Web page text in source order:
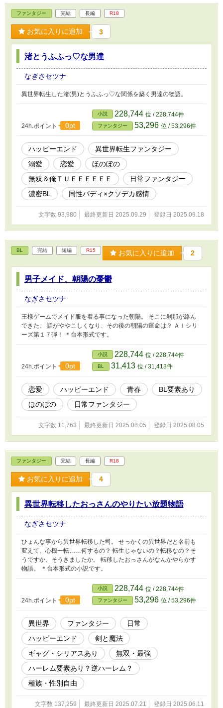
ファンタジー 完結 長編 R18
お気に入りに追加 3
渚とうふふっ♡な男達
なぎさセツナ
異世界転生した渚(男)とうふふっ♡な関係を築く男達の物語。
24h.ポイント 0pt
小説 228,744 位 / 228,744件
ファンタジー 53,296 位 / 53,296件
ハッピーエンド
異世界転生ファンタジー
溺愛
恋愛
ほのぼの
無双＆俺ＴＵＥＥＥＥＥＥ
日常ファンタジー
濃密BL
同性バディ×クソデカ感情
文字数 93,980 最終更新日 2025.09.29 登録日 2025.09.18
BL 完結 短編 R15 お気に入りに追加 2
男子メイド、朝陽の憂鬱
なぎさセツナ
王様ゲームでメイド服を着る事になった朝陽。 そこに刹那が絡ん
できた。 話がややこしくなり、その後の朝陽の運命は？ ＡＩシリ
ーズ第１７弾！ ＊台本形式です。
24h.ポイント 0pt
小説 228,744 位 / 228,744件
BL 31,413 位 / 31,413件
恋愛 ハッピーエンド 青春
BL要素あり
ほのぼの
日常ファンタジー
文字数 11,763 最終更新日 2025.08.05 登録日 2025.08.05
ファンタジー 完結 長編 R18
お気に入りに追加 4
異世界転移したおっさんのやりたい放題物語
なぎさセツナ
ひょんな事から異世界転移した司。 せっかくの異世界だと名前も
変えて、心機一転……何するの？ 転生じゃないの？転移なの？そ
うですか、そうきましたか。 転移したおっさんがなんかやらかす
物語。 ＊台本形式の小説です。
24h.ポイント 0pt
小説 228,744 位 / 228,744件
ファンタジー 53,296 位 / 53,296件
異世界 ファンタジー
日常
ハッピーエンド
剣と魔法
ギャグ・シリアスあり
無双・最強
ハーレム要素あり？逆ハーレム？
種族・性別自由
文字数 137,259 最終更新日 2025.07.21 登録日 2025.06.11